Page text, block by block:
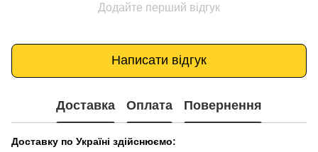
Додайте перший відгук
Написати відгук
Доставка Оплата Повернення
Доставку по Україні здійснюємо: